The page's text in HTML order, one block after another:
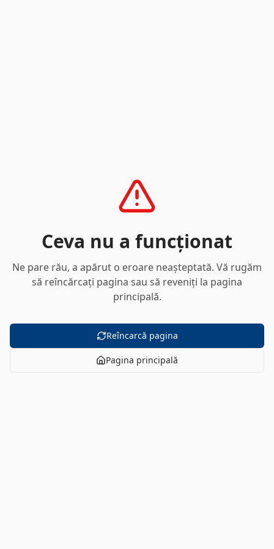
Ceva nu a funcționat
Ne pare rău, a apărut o eroare neașteptată. Vă rugăm
să reîncărcați pagina sau să reveniți la pagina
principală.
Reîncarcă pagina
Pagina principală